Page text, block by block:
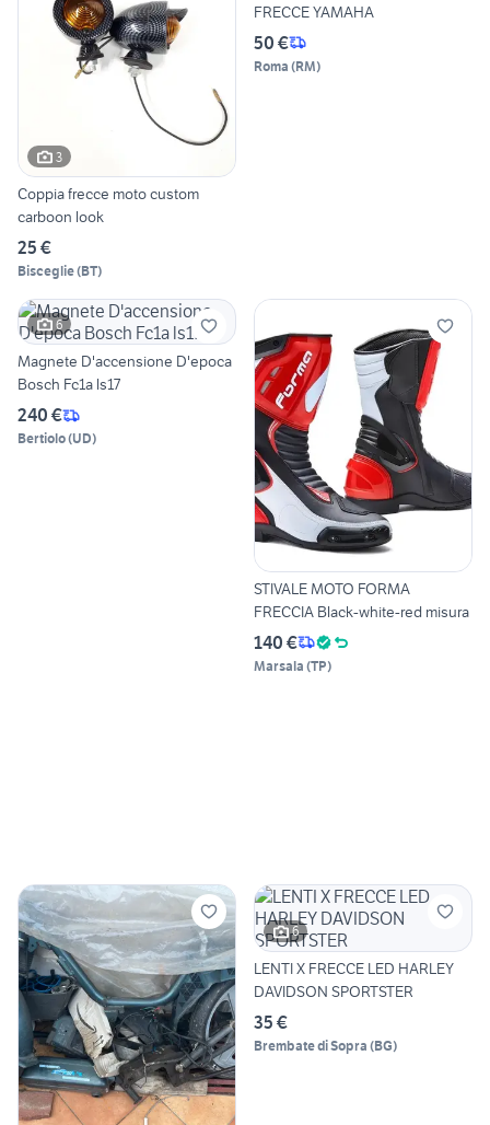
3
Coppia frecce moto custom
carboon look
25 €
Bisceglie(BT)
FRECCE YAMAHA
50 €
Roma (RM)
6
Magnete D'accensione D'epoca
Bosch Fc1a ls17
240 €
Bertiolo(UD)
STIVALE MOTO FORMA
FRECCIA Black-white-red misura
140 €
Marsala (TP)
6
LENTI X FRECCE LED HARLEY
DAVIDSON SPORTSTER
35 €
Brembate di Sopra (BG)